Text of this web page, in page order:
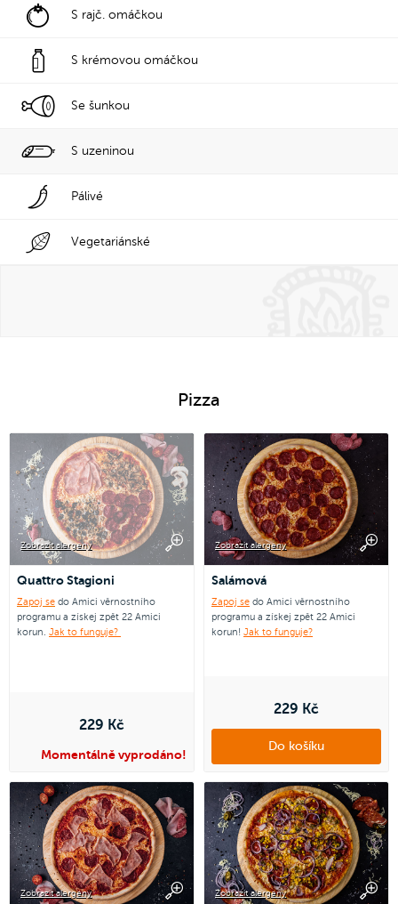
S rajč. omáčkou
S krémovou omáčkou
Se šunkou
S uzeninou
Pálivé
Vegetariánské
Pizza
Zobrazit alergeny
Quattro Stagioni
Zapoj se do Amici věrnostního
programu a získej zpět 22 Amici
korun. Jak to funguje?
229 Kč
Momentálně vyprodáno!
Zobrazit alergeny
Salámová
Zapoj se do Amici věrnostního
programu a získej zpět 22 Amici
korun! Jak to funguje?
229 Kč
Do košíku
Zobrazit alergeny Zobrazit alergeny